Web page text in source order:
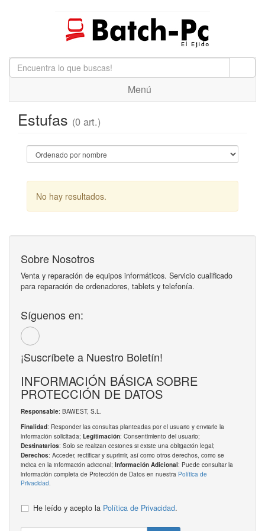
Menú
Estufas (0 art.)
No hay resultados.
Sobre Nosotros
Venta y reparación de equipos informáticos. Servicio cualificado
para reparación de ordenadores, tablets y telefonía.
Síguenos en:
¡Suscríbete a Nuestro Boletín!
INFORMACIÓN BÁSICA SOBRE
PROTECCIÓN DE DATOS
Responsable: BAWEST, S.L.
Finalidad: Responder las consultas planteadas por el usuario y enviarle la
información solicitada; Legitimación: Consentimiento del usuario;
Destinatarios: Solo se realizan cesiones si existe una obligación legal;
Derechos: Acceder, rectificar y suprimir, así como otros derechos, como se
indica en la información adicional; Información Adicional: Puede consultar la
información completa de Protección de Datos en nuestra Política de
Privacidad.
He leído y acepto la Política de Privacidad.